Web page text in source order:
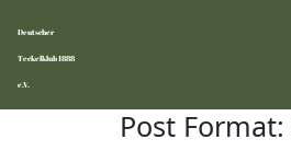
Deutscher
Teckelklub 1888
e.V.
Post